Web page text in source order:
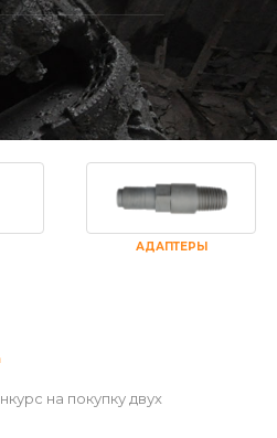
АДАПТЕРЫ
на покупку двух